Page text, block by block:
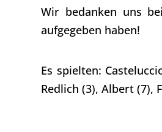
Wir bedanken uns
aufgegeben haben!
Es spielten:
Redlich (3), Albert (7),